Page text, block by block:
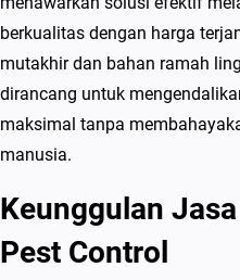
k
d
i
C
i
w
i
d
e
berkualitas dengan harga
mutakhir dan bahan ramah
dirancang untuk
maksimal tanpa
manusia.
Keunggulan
Pest Control